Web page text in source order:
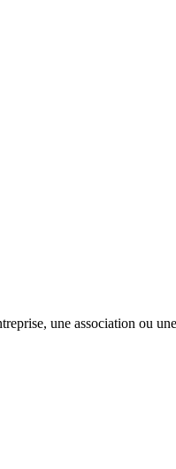
une association ou